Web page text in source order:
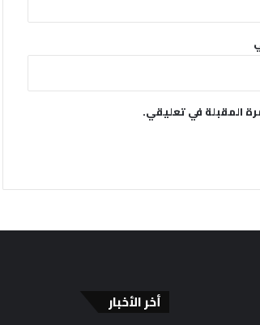
المقبلة في تعليقي.
أخر الأخبار